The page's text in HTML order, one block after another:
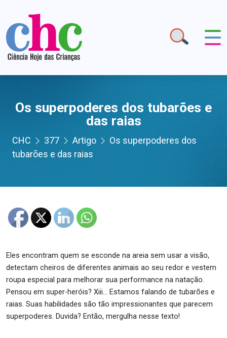
Os superpoderes dos tubarões e
das raias
CHC 377 Artigo
Os superpoderes dos
tubarões e das raias
Eles encontram quem se esconde na areia sem usar a visão,
detectam cheiros de diferentes animais ao seu redor e vestem
roupa especial para melhorar sua performance na natação.
Pensou em super-heróis? Xiii… Estamos falando de tubarões e
raias. Suas habilidades são tão impressionantes que parecem
superpoderes. Duvida? Então, mergulha nesse texto!